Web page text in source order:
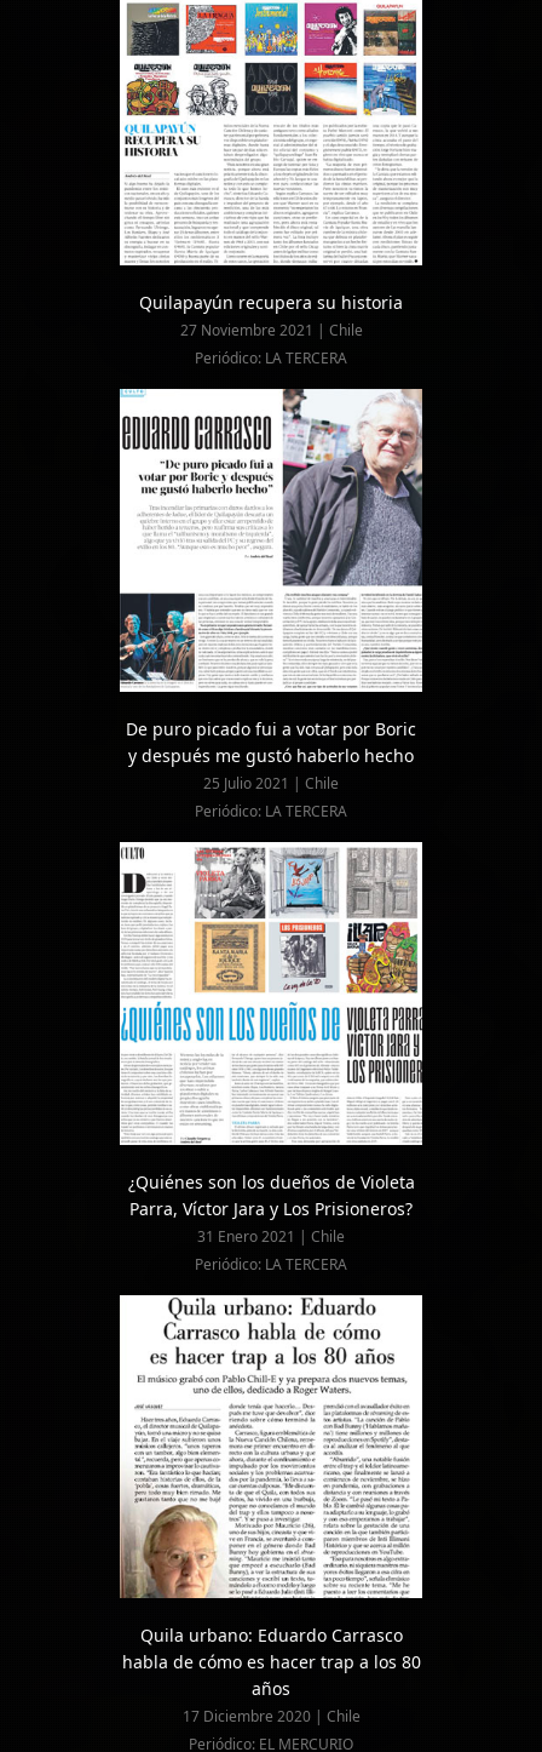
Quilapayún recupera su historia
27 Noviembre 2021 | Chile
Periódico: LA TERCERA
De puro picado fui a votar por Boric
y después me gustó haberlo hecho
25 Julio 2021 | Chile
Periódico: LA TERCERA
¿Quiénes son los dueños de Violeta
Parra, Víctor Jara y Los Prisioneros?
31 Enero 2021 | Chile
Periódico: LA TERCERA
Quila urbano: Eduardo Carrasco
habla de cómo es hacer trap a los 80
años
17 Diciembre 2020 | Chile
Periódico: EL MERCURIO